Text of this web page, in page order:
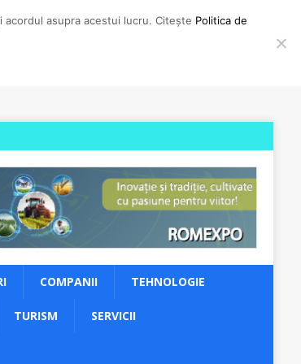
COMPANII TEHNOLOGIE
TURISM SERVICII
asupra acestui lucru. Citește Politica de